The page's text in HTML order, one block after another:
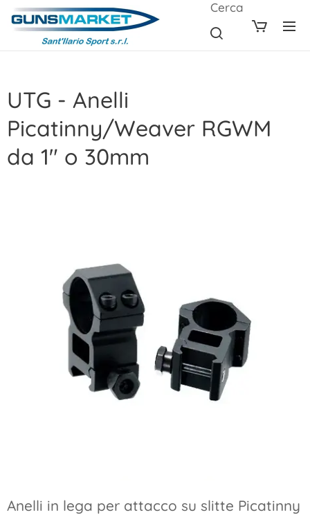
Cerca
UTG - Anelli
Picatinny/Weaver RGWM
da 1" o 30mm
Anelli in lega per attacco su slitte Picatinny